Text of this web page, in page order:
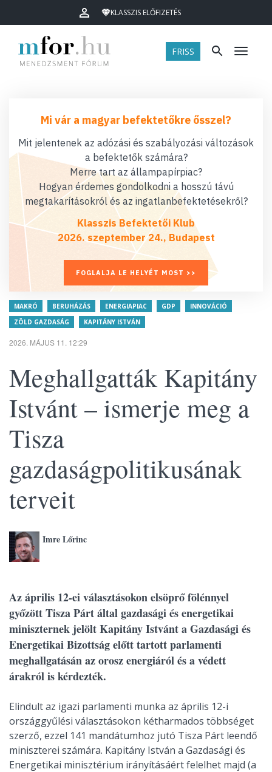
KLASSZIS ELŐFIZETÉS
FRISS Menü
Mi vár a magyar befektetőkre ősszel?
Mit jelentenek az adózási és szabályozási változások
a befektetők számára?
Merre tart az állampapírpiac?
Hogyan érdemes gondolkodni a hosszú távú
megtakarításokról és az ingatlanbefektetésekről?
Klasszis Befektetői Klub
2026. szeptember 24., Budapest
FOGLALJA LE HELYÉT MOST >>
MAKRÓ BERUHÁZÁS ENERGIAPIAC GDP
INNOVÁCIÓ
ZÖLD GAZDASÁG
KAPITÁNY ISTVÁN
2026. MÁJUS 11. 12:29
Meghallgatták Kapitány
Istvánt – ismerje meg a
Tisza
gazdaságpolitikusának
terveit
Imre Lőrinc
Az április 12-ei választásokon elsöprő fölénnyel
győzött Tisza Párt által gazdasági és energetikai
miniszternek jelölt Kapitány Istvánt a Gazdasági és
Energetikai Bizottság előtt tartott parlamenti
meghallgatásán az orosz energiáról és a védett
árakról is kérdezték.
Elindult az igazi parlamenti munka az április 12-i
országgyűlési választásokon kétharmados többséget
szerző, ezzel 141 mandátumhoz jutó Tisza Párt leendő
miniszterei számára. Kapitány István a Gazdasági és
Energetikai minisztérium irányításáért felelhet majd (a